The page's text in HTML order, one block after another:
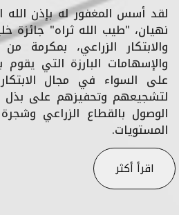
لقد أسس المغفور له بإذن الله
نهيان، "طيب الله ثراه" جائزة
والابتكار الزراعي، بمكرمة
والإسهامات البارزة التي
على السواء في مجال
لتشجيعهم وتحفيزهم على بذل
الوصول بالقطاع الزراعي
المستويات.
اقرأ أكثر